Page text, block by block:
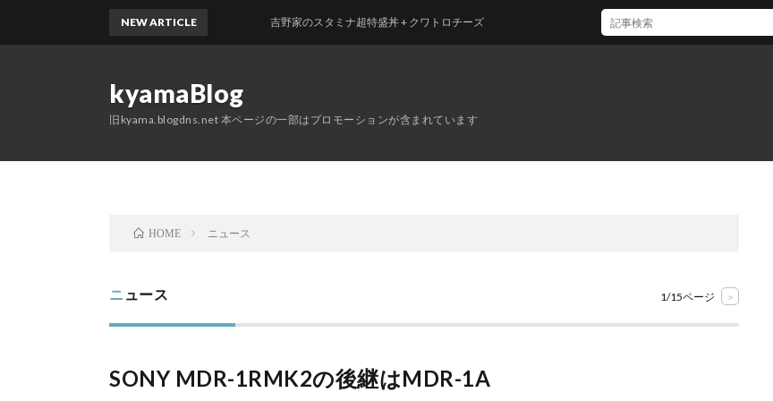
kyamaBlog
旧kyama.blogdns.net 本ページの一部はプロモーションが含まれています
NEW ARTICLE 吉野家のスタミナ超特盛丼 + クワトロチーズ
HOME ニュース
ニュース 1/15ページ >
SONY MDR-1RMK2の後継はMDR-1A